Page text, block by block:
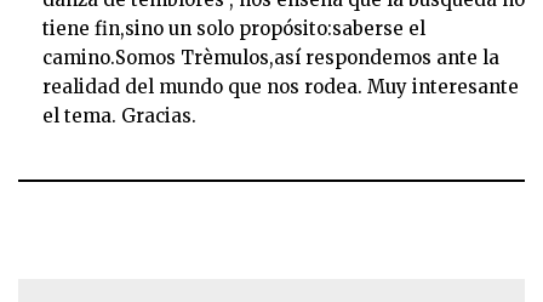
tiene fin,sino un solo propósito:saberse el
camino.Somos Trèmulos,así respondemos ante la
realidad del mundo que nos rodea. Muy interesante
el tema. Gracias.